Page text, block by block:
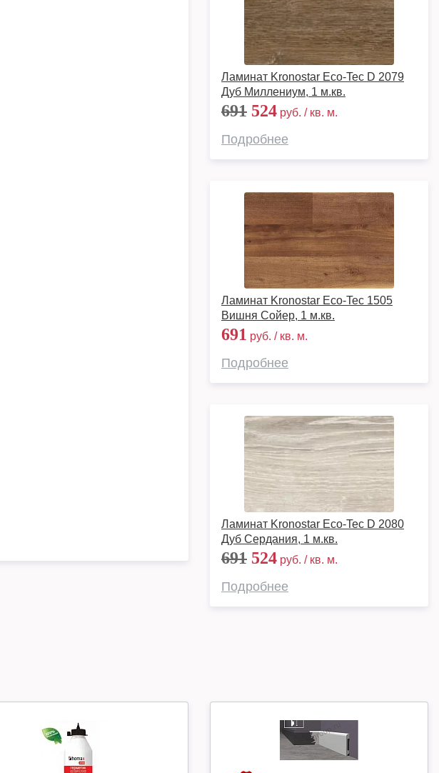
Ламинат Kronostar Eco-Tec D 2079
Дуб Миллениум, 1 м.кв.
691 524 руб. / кв. м.
Подробнее
Ламинат Kronostar Eco-Tec 1505
Вишня Сойер, 1 м.кв.
691 руб. / кв. м.
Подробнее
Ламинат Kronostar Eco-Tec D 2080
Дуб Сердания, 1 м.кв.
691 524 руб. / кв. м.
Подробнее